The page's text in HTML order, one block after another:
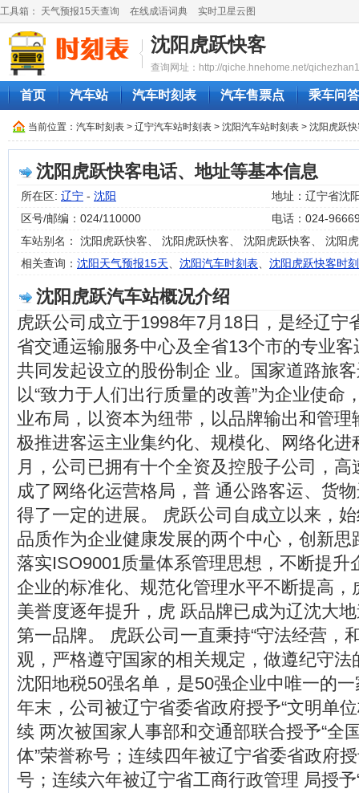
工具箱： 天气预报15天查询 在线成语词典 实时卫星云图
沈阳虎跃快客
查询网址：http://qiche.hnehome.net/
首页 汽车站 汽车时刻表 汽车售票点 乘车问答
当前位置： 汽车时刻表 > 辽宁汽车站时刻表 > 沈阳汽车站时刻表 > 沈阳虎跃
沈阳虎跃快客电话、地址等基本信息
所在区: 辽宁 - 沈阳
地址：辽宁省沈
区号/邮编：024/110000
电话：024-
车站别名： 沈阳虎跃快客、 沈阳虎跃快客、 沈阳虎跃快客、 沈阳
相关查询： 沈阳天气预报15天 沈阳汽车时刻表 沈阳虎跃快客时
沈阳虎跃汽车站概况介绍
虎跃公司成立于1998年7月18日，是经辽宁
省交通运输服务中心及全省13个市的专业
共同发起设立的股份制企 业。国家道路旅
以“致力于人们出行质量的改善”为企业使命
业布局，以资本为纽带，以品牌输出和管
极推进客运主业集约化、规模化、网络化进
月，公司已拥有十个全资及控股子公司，
成了网络化运营格局，普 通公路客运、货
得了一定的进展。 虎跃公司自成立以来，
品质作为企业健康发展的两个中心，创新
落实ISO9001质量体系管理思想，不断提升
企业的标准化、规范化管理水平不断提高，
美誉度逐年提升，虎 跃品牌已成为辽沈大
第一品牌。 虎跃公司一直秉持“守法经营，
观，严格遵守国家的相关规定，做遵纪守法
沈阳地税50强名单，是50强企业中唯一的
年末，公司被辽宁省委省政府授予“文明单
续 两次被国家人事部和交通部联合授予“全
体”荣誉称号；连续四年被辽宁省委省政府
号；连续六年被辽宁省工商行政管理 局授予